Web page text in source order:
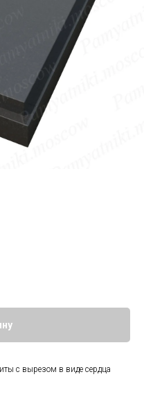
с вырезом в виде сердца